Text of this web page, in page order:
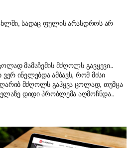
სადაც ფულის არასდროს არ
მამაჩემის მძღოლს გავყევი..
ინელებდა ამბავს, რომ მისი
მძღოლს გაჰყვა ცოლად, თუმცა
დიდი პრობლემა აღმოჩნდა..